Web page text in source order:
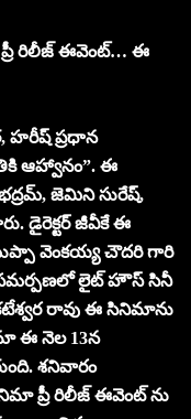
రిలీజ్ ఈవెంట్… ఈ
హ‌రీష్ ప్ర‌ధాన
ఆహ్వానం”. ఈ
జెమిని సురేష్,
డైరెక్ట‌ర్ జీవీకే ఈ
వెంక‌య్య చౌద‌రి గారి
లైట్ హౌస్ సినీ
రావు ఈ సినిమాను
ఈ నెల 13న
శనివారం
ప్రీ రిలీజ్ ఈవెంట్ ను